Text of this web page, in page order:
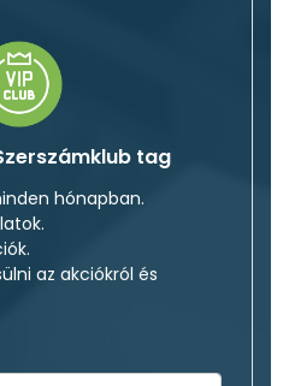
tag
hónapban.
az akciókról és